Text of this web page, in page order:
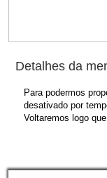
Detalhes da
Para podermos
desativado por
Voltaremos logo